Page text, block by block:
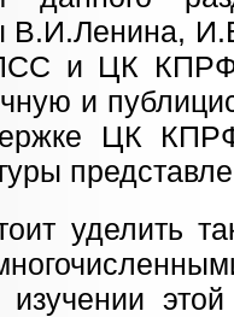
В.И.Ленина,
и ЦК КПРФ,
и
ЦК
уделить